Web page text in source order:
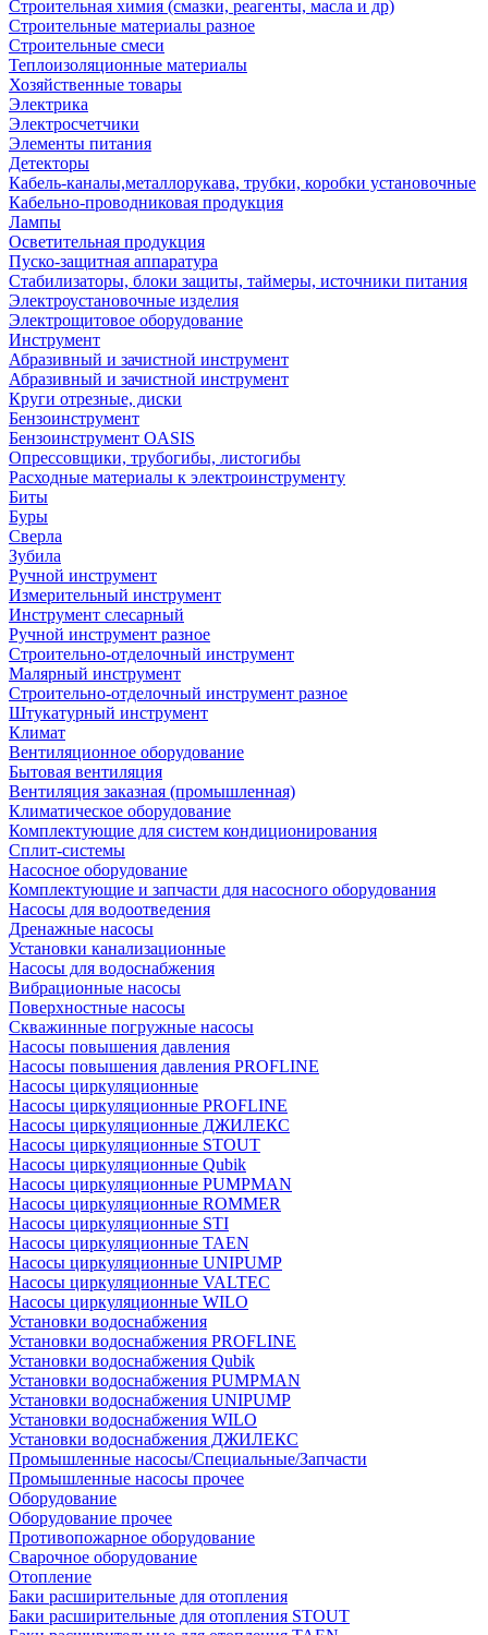
Строительная химия (смазки, реагенты, масла и др)
Строительные материалы разное
Строительные смеси
Теплоизоляционные материалы
Хозяйственные товары
Электрика
Электросчетчики
Элементы питания
Детекторы
Кабель-каналы,металлорукава, трубки, коробки установочные
Кабельно-проводниковая продукция
Лампы
Осветительная продукция
Пуско-защитная аппаратура
Стабилизаторы, блоки защиты, таймеры, источники питания
Электроустановочные изделия
Электрощитовое оборудование
Инструмент
Абразивный и зачистной инструмент
Абразивный и зачистной инструмент
Круги отрезные, диски
Бензоинструмент
Бензоинструмент OASIS
Опрессовщики, трубогибы, листогибы
Расходные материалы к электроинструменту
Биты
Буры
Сверла
Зубила
Ручной инструмент
Измерительный инструмент
Инструмент слесарный
Ручной инструмент разное
Строительно-отделочный инструмент
Малярный инструмент
Строительно-отделочный инструмент разное
Штукатурный инструмент
Климат
Вентиляционное оборудование
Бытовая вентиляция
Вентиляция заказная (промышленная)
Климатическое оборудование
Комплектующие для систем кондиционирования
Сплит-системы
Насосное оборудование
Комплектующие и запчасти для насосного оборудования
Насосы для водоотведения
Дренажные насосы
Установки канализационные
Насосы для водоснабжения
Вибрационные насосы
Поверхностные насосы
Скважинные погружные насосы
Насосы повышения давления
Насосы повышения давления PROFLINE
Насосы циркуляционные
Насосы циркуляционные PROFLINE
Насосы циркуляционные ДЖИЛЕКС
Насосы циркуляционные STOUT
Насосы циркуляционные Qubik
Насосы циркуляционные PUMPMAN
Насосы циркуляционные ROMMER
Насосы циркуляционные STI
Насосы циркуляционные TAEN
Насосы циркуляционные UNIPUMP
Насосы циркуляционные VALTEC
Насосы циркуляционные WILO
Установки водоснабжения
Установки водоснабжения PROFLINE
Установки водоснабжения Qubik
Установки водоснабжения PUMPMAN
Установки водоснабжения UNIPUMP
Установки водоснабжения WILO
Установки водоснабжения ДЖИЛЕКС
Промышленные насосы/Специальные/Запчасти
Промышленные насосы прочее
Оборудование
Оборудование прочее
Противопожарное оборудование
Сварочное оборудование
Отопление
Баки расширительные для отопления
Баки расширительные для отопления STOUT